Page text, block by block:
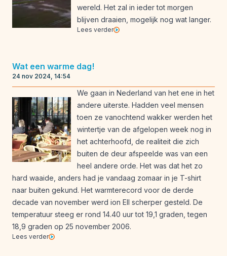
wereld. Het zal in ieder tot morgen
blijven draaien, mogelijk nog wat langer.
Lees verder
Wat een warme dag!
24 nov 2024, 14:54
We gaan in Nederland van het ene in het
andere uiterste. Hadden veel mensen
toen ze vanochtend wakker werden het
wintertje van de afgelopen week nog in
het achterhoofd, de realiteit die zich
buiten de deur afspeelde was van een
heel andere orde. Het was dat het zo
hard waaide, anders had je vandaag zomaar in je T-shirt
naar buiten gekund. Het warmterecord voor de derde
decade van november werd ion Ell scherper gesteld. De
temperatuur steeg er rond 14.40 uur tot 19,1 graden, tegen
18,9 graden op 25 november 2006.
Lees verder